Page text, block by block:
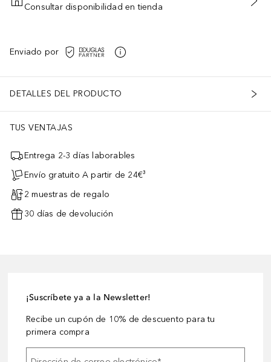
AÑADIR AL CARRITO
Consultar disponibilidad en tienda
Enviado por
DETALLES DEL PRODUCTO
TUS VENTAJAS
Entrega 2-3 días laborables
Envío gratuito A partir de 24€³
2 muestras de regalo
30 días de devolución
¡Suscríbete ya a la Newsletter!
Recibe un cupón de 10% de descuento para tu
primera compra